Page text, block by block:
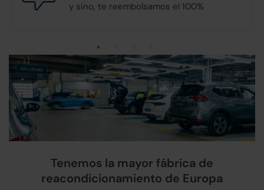
y sino, te reembolsamos el 100%
Tenemos la mayor fábrica de
reacondicionamiento de Europa